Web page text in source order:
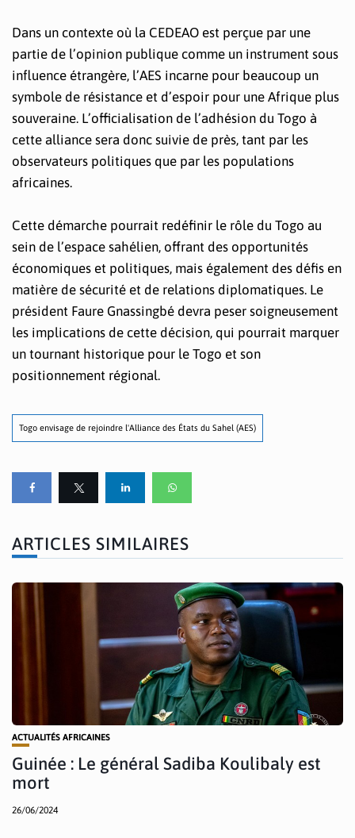
Dans un contexte où la CEDEAO est perçue par une
partie de l’opinion publique comme un instrument sous
influence étrangère, l’AES incarne pour beaucoup un
symbole de résistance et d’espoir pour une Afrique plus
souveraine. L’officialisation de l’adhésion du Togo à
cette alliance sera donc suivie de près, tant par les
observateurs politiques que par les populations
africaines.
Cette démarche pourrait redéfinir le rôle du Togo au
sein de l’espace sahélien, offrant des opportunités
économiques et politiques, mais également des défis en
matière de sécurité et de relations diplomatiques. Le
président Faure Gnassingbé devra peser soigneusement
les implications de cette décision, qui pourrait marquer
un tournant historique pour le Togo et son
positionnement régional.
Togo envisage de rejoindre l'Alliance des États du Sahel (AES)
ARTICLES SIMILAIRES
ACTUALITÉS AFRICAINES
Guinée : Le général Sadiba Koulibaly est
mort
26/06/2024